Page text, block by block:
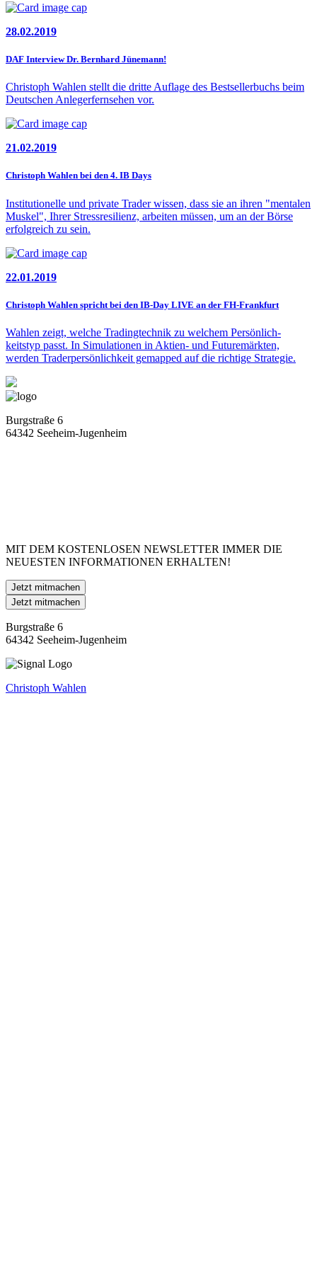
28.02.2019
DAF Interview Dr. Bernhard Jünemann!
Christoph Wahlen stellt die dritte Auflage des Bestsellerbuchs beim
Deutschen Anlegerfernsehen vor.
21.02.2019
Christoph Wahlen bei den 4. IB Days
Institutionelle und private Trader wissen, dass sie an ihren "mentalen
Muskel", Ihrer Stressresilienz, arbeiten müssen, um an der Börse
erfolgreich zu sein.
22.01.2019
Christoph Wahlen spricht bei den IB-Day LIVE an der FH-Frankfurt
Wahlen zeigt, welche Tradingtechnik zu welchem Persön­lich­
keitstyp passt. In Simulationen in Aktien- und Future­märkten,
werden Traderpersönlichkeit gemapped auf die richtige Strategie.
Burgstraße 6
64342 Seeheim-Jugenheim
MIT DEM KOSTENLOSEN NEWSLETTER IMMER DIE
NEUESTEN INFORMATIONEN ERHALTEN!
Jetzt mitmachen
Jetzt mitmachen
Burgstraße 6
64342 Seeheim-Jugenheim
Christoph Wahlen